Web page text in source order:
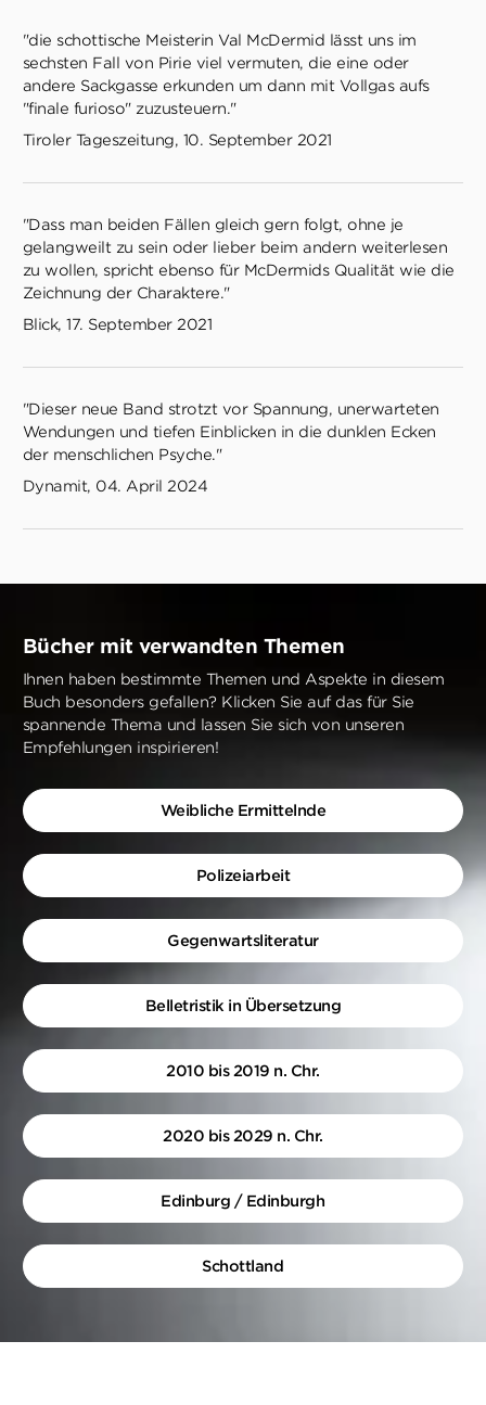
"die schottische Meisterin Val McDermid lässt uns im
sechsten Fall von Pirie viel vermuten, die eine oder
andere Sackgasse erkunden um dann mit Vollgas aufs
"finale furioso" zuzusteuern."
Tiroler Tageszeitung, 10. September 2021
"Dass man beiden Fällen gleich gern folgt, ohne je
gelangweilt zu sein oder lieber beim andern weiterlesen
zu wollen, spricht ebenso für McDermids Qualität wie die
Zeichnung der Charaktere."
Blick, 17. September 2021
"Dieser neue Band strotzt vor Spannung, unerwarteten
Wendungen und tiefen Einblicken in die dunklen Ecken
der menschlichen Psyche."
Dynamit, 04. April 2024
Bücher mit verwandten Themen
Ihnen haben bestimmte Themen und Aspekte in diesem
Buch besonders gefallen? Klicken Sie auf das für Sie
spannende Thema und lassen Sie sich von unseren
Empfehlungen inspirieren!
Weibliche Ermittelnde
Polizeiarbeit
Gegenwartsliteratur
Belletristik in Übersetzung
2010 bis 2019 n. Chr.
2020 bis 2029 n. Chr.
Edinburg / Edinburgh
Schottland